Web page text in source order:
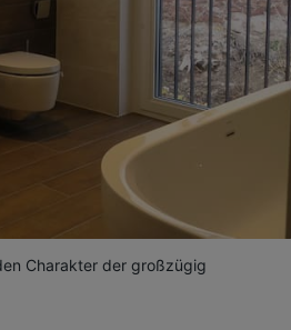
Charakter der großzügig